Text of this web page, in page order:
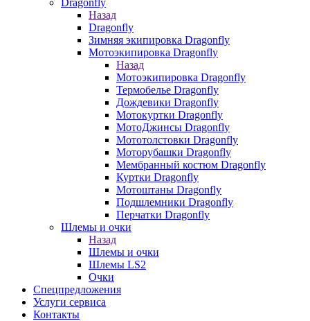
Назад
Dragonfly
Зимняя экипировка Dragonfly
Мотоэкипировка Dragonfly
Назад
Мотоэкипировка Dragonfly
Термобелье Dragonfly
Дождевики Dragonfly
Мотокуртки Dragonfly
МотоДжинсы Dragonfly
Мототолстовки Dragonfly
Моторубашки Dragonfly
Мембранный костюм Dragonfly
Куртки Dragonfly
Мотоштаны Dragonfly
Подшлемники Dragonfly
Перчатки Dragonfly
Шлемы и очки
Назад
Шлемы и очки
Шлемы LS2
Очки
Спецпредложения
Услуги сервиса
Контакты